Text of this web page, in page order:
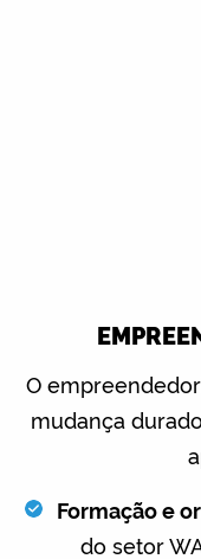
O
mudança
Formação e
do setor